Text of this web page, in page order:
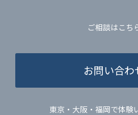
ご相談はこち
お問い合わ
東京・大阪・福岡で体験